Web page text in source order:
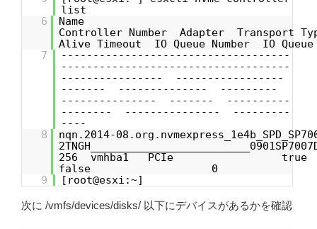
list
6
Controller Number Adapter Transport
Alive Timeout IO Queue Number IO
7
------------------------------------
------------------------------------
---------------- -----------------
------- -------------- ---------
--------------- ------- ----------
-------- --------------- ---------
----
8
nqn.2014-
256 vmhba1
false 0 1
9
[root@esxi:~]
次に /vmfs/devices/disks/ 以下にデバイスがあるかを確認